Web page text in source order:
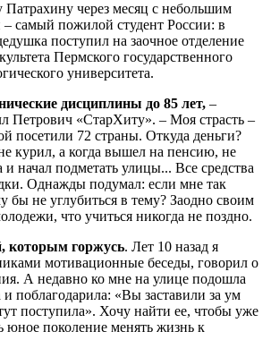
через месяц с небольшим
самый пожилой студент России: в
поступил на заочное отделение
Пермского государственного
университета.
дисциплины до 85 лет, –
Петрович «СтарХиту». – Моя страсть –
посетили 72 страны. Откуда деньги?
курил, а когда вышел на пенсию, не
и начал подметать улицы... Все средства
Однажды подумал: если мне так
бы не углубиться в тему? Заодно своим
что учиться никогда не поздно.
которым горжусь. Лет 10 назад я
мотивационные беседы, говорил о
А недавно ко мне на улице подошла
и поблагодарила: «Вы заставили за ум
поступила». Хочу найти ее, чтобы уже
юное поколение менять жизнь к